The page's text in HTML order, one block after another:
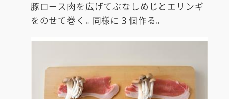
豚ロース肉を広げてぶなしめじとエリンギ
をのせて巻く。同様に３個作る。